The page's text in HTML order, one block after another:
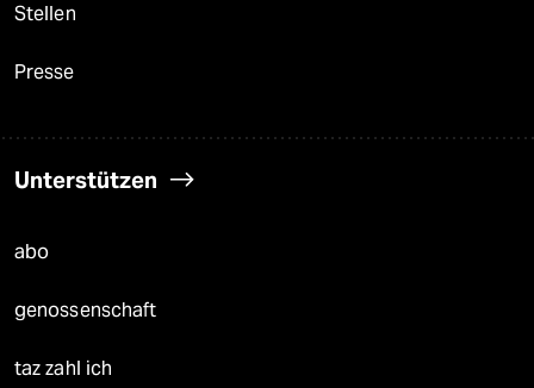
Stellen
Presse
Unterstützen
abo
genossenschaft
taz zahl ich